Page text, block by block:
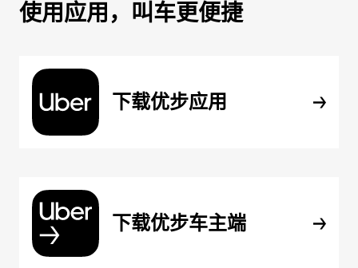
使用应用，叫车更便捷
下载优步应用
下载优步车主端